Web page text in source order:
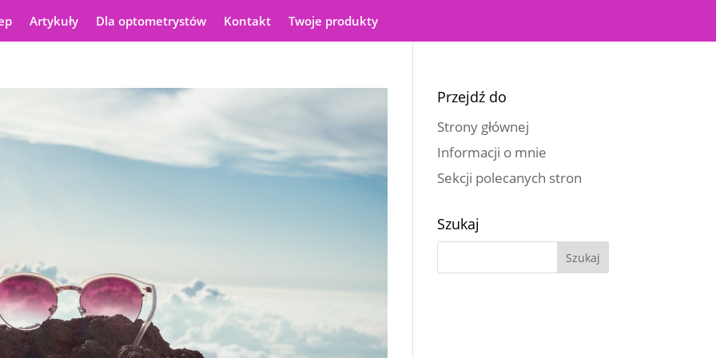
Artykuły Dla optometrystów Kontakt Twoje produkty
Przejdź do
Strony głównej
Informacji o mnie
Sekcji polecanych stron
Szukaj